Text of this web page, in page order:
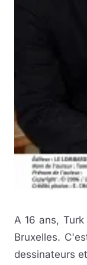
A 16 ans,
Bruxelles.
dessinateurs